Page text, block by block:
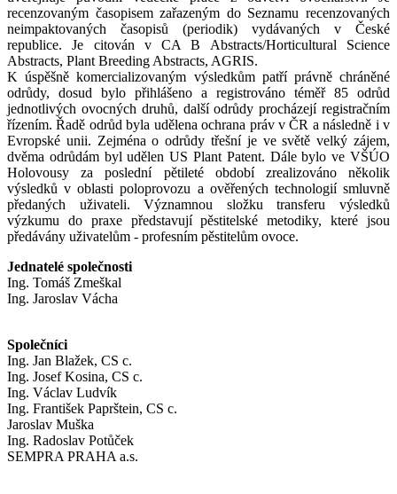
recenzovaným časopisem zařazeným do Seznamu recenzovaných
neimpaktovaných časopisů (periodik) vydávaných v České
republice. Je citován v CA B Abstracts/Horticultural Science
Abstracts, Plant Breeding Abstracts, AGRIS.
K úspěšně komercializovaným výsledkům patří právně chráněné
odrůdy, dosud bylo přihlášeno a registrováno téměř 85 odrůd
jednotlivých ovocných druhů, další odrůdy procházejí registračním
řízením. Řadě odrůd byla udělena ochrana práv v ČR a následně i v
Evropské unii. Zejména o odrůdy třešní je ve světě velký zájem,
dvěma odrůdám byl udělen US Plant Patent. Dále bylo ve VŠÚO
Holovousy za poslední pětileté období zrealizováno několik
výsledků v oblasti poloprovozu a ověřených technologií smluvně
předaných uživateli. Významnou složku transferu výsledků
výzkumu do praxe představují pěstitelské metodiky, které jsou
předávány uživatelům - profesním pěstitelům ovoce.
Jednatelé společnosti
Ing. Tomáš Zmeškal
Ing. Jaroslav Vácha
Společníci
Ing. Jan Blažek, CS c.
Ing. Josef Kosina, CS c.
Ing. Václav Ludvík
Ing. František Paprštein, CS c.
Jaroslav Muška
Ing. Radoslav Potůček
SEMPRA PRAHA a.s.